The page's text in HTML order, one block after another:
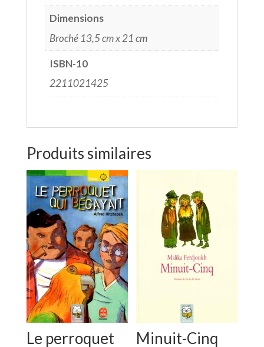
Dimensions
Broché 13,5 cm x 21 cm
ISBN-10
2211021425
Produits similaires
Le perroquet
Minuit-Cinq